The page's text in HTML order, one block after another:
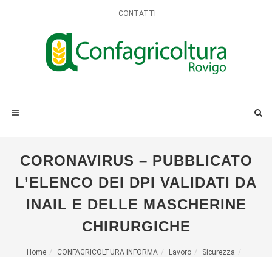
CONTATTI
CORONAVIRUS – PUBBLICATO
L’ELENCO DEI DPI VALIDATI DA
INAIL E DELLE MASCHERINE
CHIRURGICHE
Home CONFAGRICOLTURA INFORMA Lavoro Sicurezza